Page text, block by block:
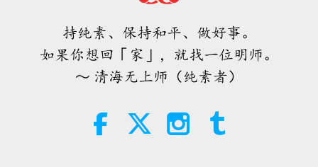
一点…不是害怕，而是有点担心，因为您告诉我们，
不要做其他任何事情和其他冥想。当我们…）「其
他」…噢，别混在一起。（好的。）这样对你比较
最好不要把各种法门混在一起，因为这样会造成
情。这样会对你的快乐和你的时间造成压力。如果你
太急，就会一无所获。
37:24
1996.02.19
2026-05-05
我们必须感谢谁让世界大战迅速结束
（三集之一） 2026.04.21
22:27
智慧之语 2026-08-05 242
21:56
惯
持纯素、保持和平、做好事。
如果你想回「家」，就找一位明师。
～ 清海无上师（纯素者）